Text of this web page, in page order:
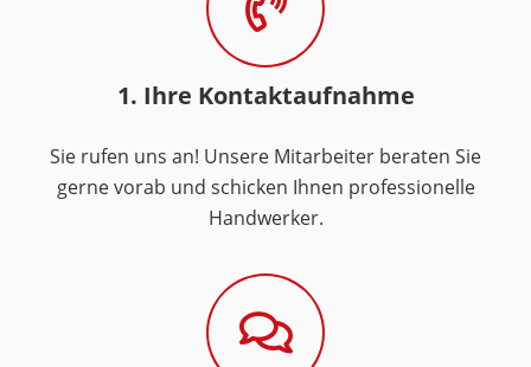
1. Ihre Kontaktaufnahme
Sie rufen uns an! Unsere Mitarbeiter beraten Sie
gerne vorab und schicken Ihnen professionelle
Handwerker.